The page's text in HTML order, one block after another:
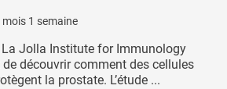
mois 1 semaine
Jolla Institute for Immunology
découvrir comment des cellules
la prostate. L’étude ...